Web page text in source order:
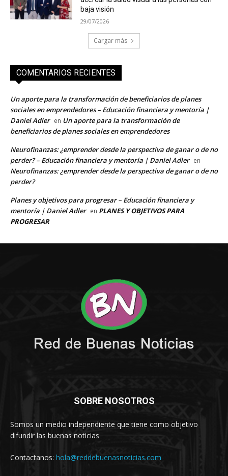
SOBRE NOSOTROS
Somos un medio independiente que tiene como objetivo
difundir las buenas noticias
Contactanos: hola@reddebuenasnoticias.com